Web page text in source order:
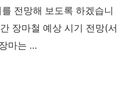
전망해 보도록 하겠습니
장마철 예상 시기 전망(서
마는 …